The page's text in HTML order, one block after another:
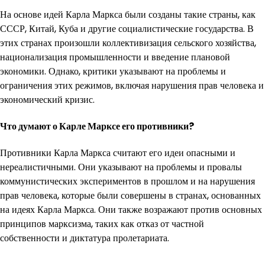
На основе идей Карла Маркса были созданы такие страны, как
СССР, Китай, Куба и другие социалистические государства. В
этих странах произошли коллективизация сельского хозяйства,
национализация промышленности и введение плановой
экономики. Однако, критики указывают на проблемы и
ограничения этих режимов, включая нарушения прав человека и
экономический кризис.
Что думают о Карле Марксе его противники?
Противники Карла Маркса считают его идеи опасными и
нереалистичными. Они указывают на проблемы и провалы
коммунистических экспериментов в прошлом и на нарушения
прав человека, которые были совершены в странах, основанных
на идеях Карла Маркса. Они также возражают против основных
принципов марксизма, таких как отказ от частной
собственности и диктатура пролетариата.